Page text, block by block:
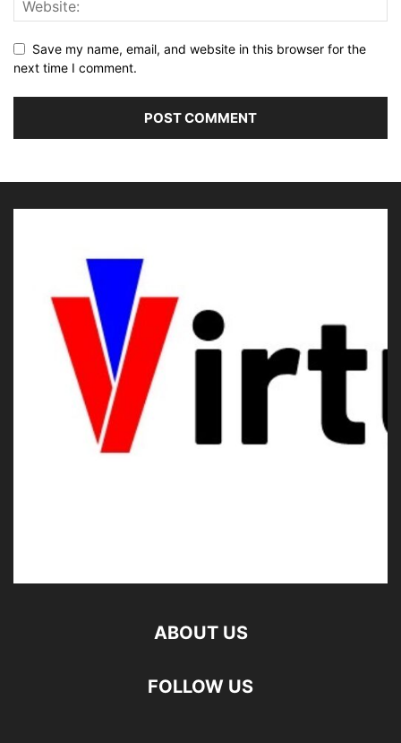
Save my name, email, and website in this browser for the
next time I comment.
ABOUT US
FOLLOW US